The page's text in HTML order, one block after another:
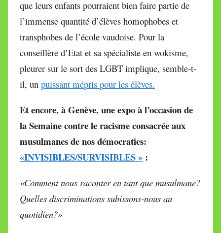
que leurs enfants pourraient bien faire partie de
l’immense quantité d’élèves homophobes et
transphobes de l’école vaudoise. Pour la
conseillère d’Etat et sa spécialiste en wokisme,
pleurer sur le sort des LGBT implique, semble-t-
il, un puissant mépris pour les élèves.
Et encore, à Genève, une expo à l’occasion de
la Semaine contre le racismeconsacréeaux
musulmanes de nos démocraties:
«INVISIBLES/SURVISIBLES » :
«Comment nous raconter en tant que musulmane?
Quelles discriminations subissons-nous au
quotidien?»